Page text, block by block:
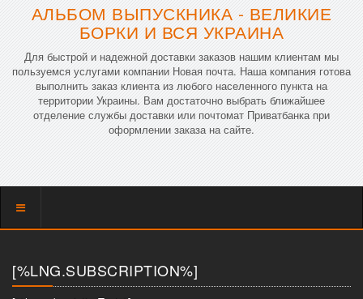
АЛЬБОМ ВЫПУСКНИКА - ВЕЛИКИЕ
БОРКИ И ВСЯ УКРАИНА
Для быстрой и надежной доставки заказов нашим клиентам мы
пользуемся услугами компании Новая почта. Наша компания готова
выполнить заказ клиента из любого населенного пункта на
территории Украины. Вам достаточно выбрать ближайшее
отделение службы доставки или почтомат Приватбанка при
оформлении заказа на сайте.
Показать
[%LNG.SUBSCRIPTION%]